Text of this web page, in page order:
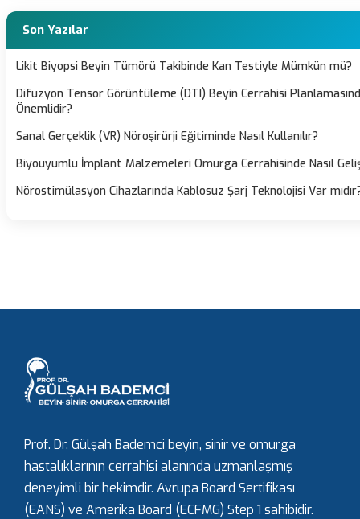
Son Yazılar
Likit Biyopsi Beyin Tümörü Takibinde Kan Testiyle Mümkün mü?
Difuzyon Tensor Görüntüleme (DTI) Beyin Cerrahisi
Önemlidir?
Sanal Gerçeklik (VR) Nöroşirürji Eğitiminde Nasıl Kullanılır?
Biyouyumlu İmplant Malzemeleri Omurga Cerrahisinde Nasıl
Nörostimülasyon Cihazlarında Kablosuz Şarj Teknolojisi Var
Prof. Dr. Gülşah Bademci beyin, sinir ve omurga
hastalıklarının cerrahisi alanında uzmanlaşmış
deneyimli bir hekimdir. Avrupa Board Sertifikası
(EANS) ve Amerika Board (ECFMG) Step 1 sahibidir.